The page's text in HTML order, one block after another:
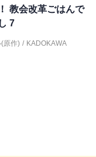
教会改革ごはんで
7
原作) / KADOKAWA